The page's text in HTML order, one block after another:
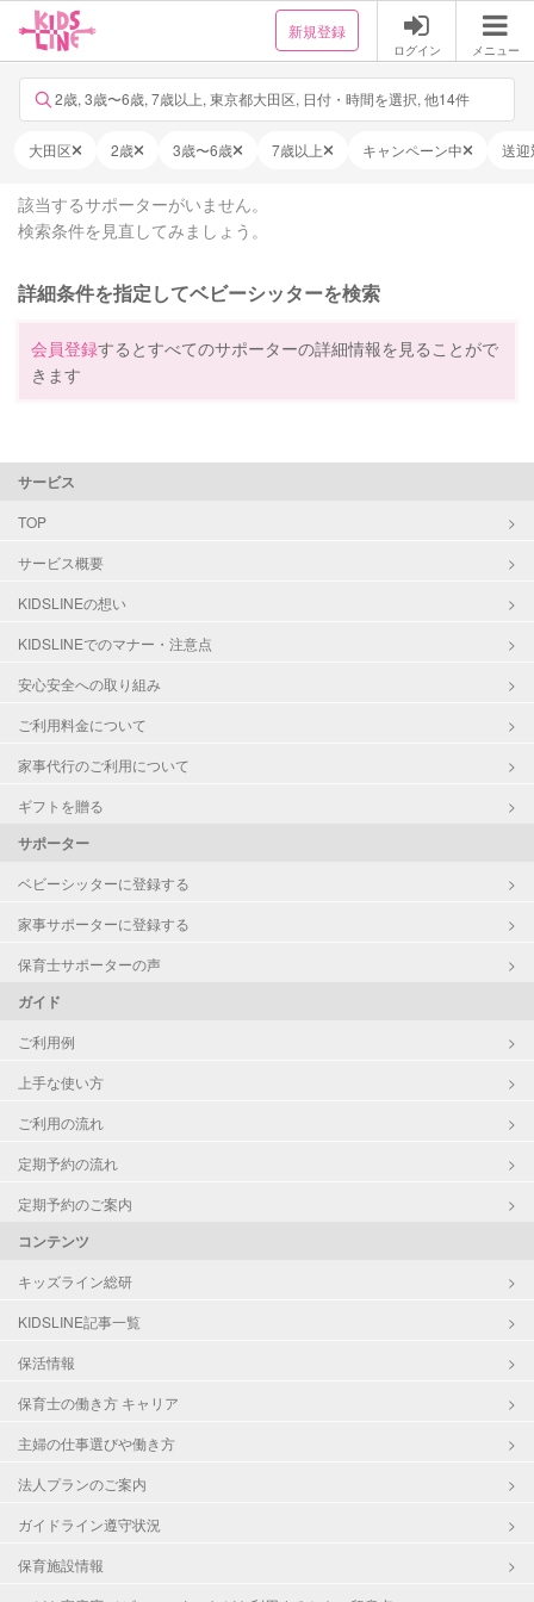
新規登録
ログイン メニュー
2歳, 3歳〜6歳, 7歳以上, 東京都大田区, 日付・時間を選択, 他14件
大田区 2歳 3歳〜6歳 7歳以上 キャンペーン中 送迎
該当するサポーターがいません。
検索条件を見直してみましょう。
詳細条件を指定してベビーシッターを検索
会員登録するとすべてのサポーターの詳細情報を見ることがで
きます
サービス
TOP
サービス概要
KIDSLINEの想い
KIDSLINEでのマナー・注意点
安心安全への取り組み
ご利用料金について
家事代行のご利用について
ギフトを贈る
サポーター
ベビーシッターに登録する
家事サポーターに登録する
保育士サポーターの声
ガイド
ご利用例
上手な使い方
ご利用の流れ
定期予約の流れ
定期予約のご案内
コンテンツ
キッズライン総研
KIDSLINE記事一覧
保活情報
保育士の働き方 キャリア
主婦の仕事選びや働き方
法人プランのご案内
ガイドライン遵守状況
保育施設情報